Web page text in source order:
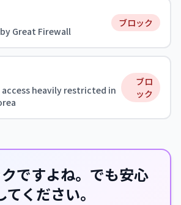
Great Firewall
ブロック
heavily restricted in
ブロ
ック
ですよね。でも安心
てください。